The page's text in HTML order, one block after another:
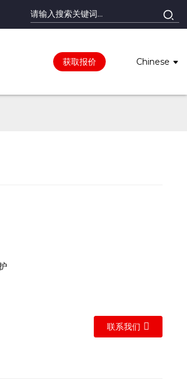
获取报价 Chinese
联系我们